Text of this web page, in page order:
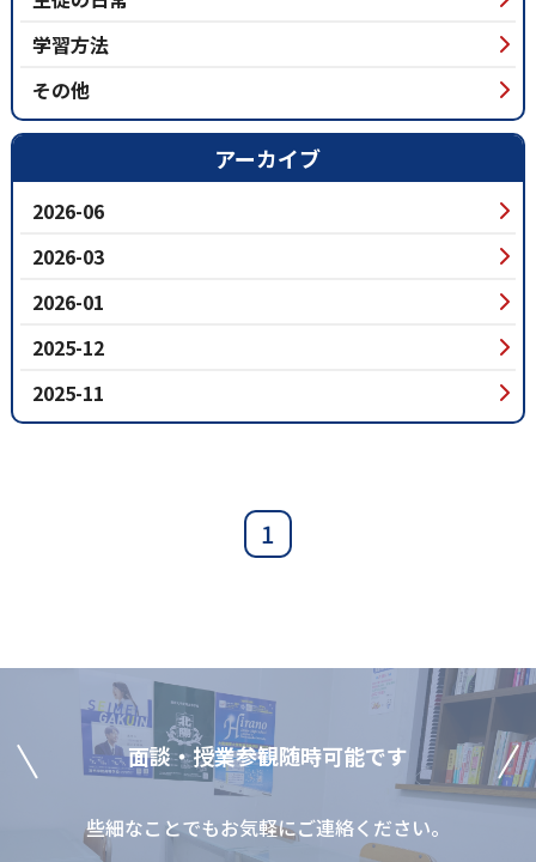
学習方法
その他
アーカイブ
2026-06
2026-03
2026-01
2025-12
2025-11
1
⾯談‧授業参観随時可能です
些細なことでもお気軽にご連絡ください。